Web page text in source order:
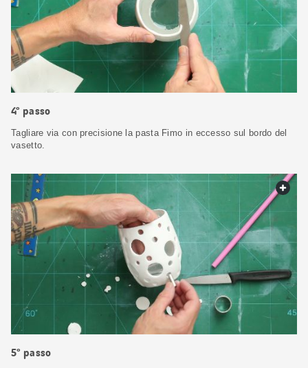
4° passo
Tagliare via con precisione la pasta Fimo in eccesso sul bordo del
vasetto.
5° passo